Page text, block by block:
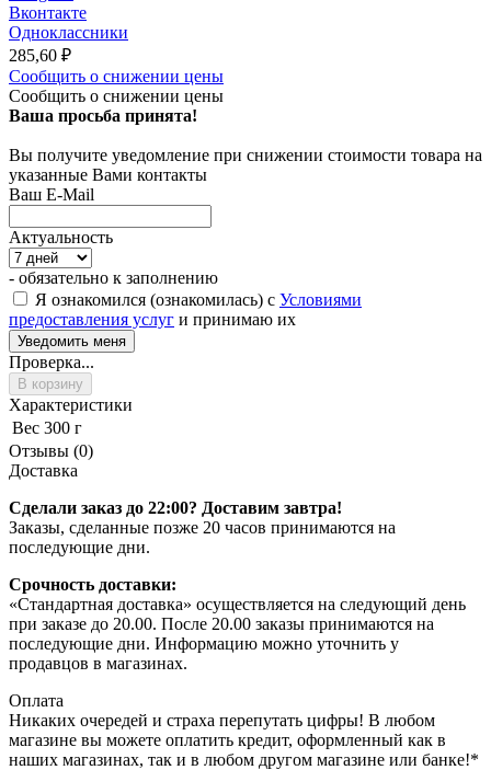
Вконтакте
Одноклассники
285,60 ₽
Сообщить о снижении цены
Сообщить о снижении цены
Ваша просьба принята!
Вы получите уведомление при снижении стоимости товара на
указанные Вами контакты
Ваш E-Mail
Актуальность
- обязательно к заполнению
Я ознакомился (ознакомилась) с Условиями
предоставления услуг и принимаю их
Проверка...
В корзину
Характеристики
Вес 300 г
Отзывы (0)
Доставка
Сделали заказ до 22:00? Доставим завтра!
Заказы, сделанные позже 20 часов принимаются на
последующие дни.
Срочность доставки:
«Стандартная доставка» осуществляется на следующий день
при заказе до 20.00. После 20.00 заказы принимаются на
последующие дни. Информацию можно уточнить у
продавцов в магазинах.
Оплата
Никаких очередей и страха перепутать цифры! В любом
магазине вы можете оплатить кредит, оформленный как в
наших магазинах, так и в любом другом магазине или банке!*